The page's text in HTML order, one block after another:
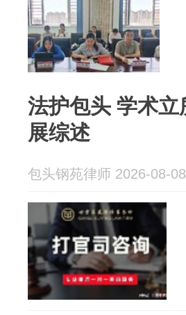
法护包头 学术立所——内蒙古钢苑律师事务所发
展综述
包头钢苑律师 2026-08-08